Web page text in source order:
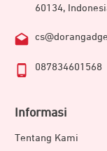
60134,
087834601568
Informasi
Tentang Kami